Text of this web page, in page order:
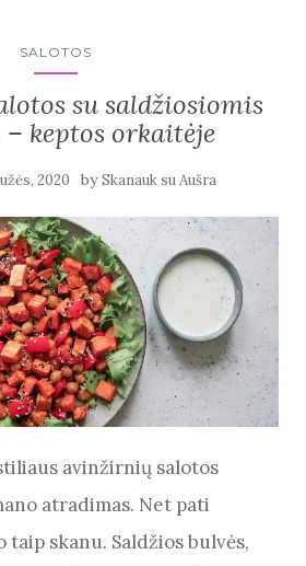
SALOTOS
su saldžiosiomis
– keptos orkaitėje
2020 bySkanauk su Aušra
avinžirnių salotos
atradimas. Net pati
taip skanu. Saldžios bulvės,